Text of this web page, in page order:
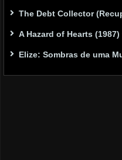
The Debt Collector
A Hazard of Hearts
Elize: Sombras de uma